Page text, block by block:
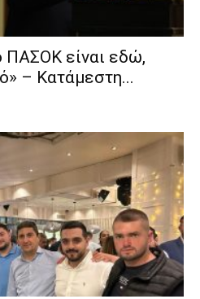
ΠΑΣΟΚ είναι εδώ,
– Κατάμεστη...